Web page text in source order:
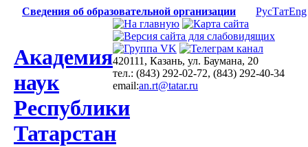
Сведения об образовательной организации РусТатEng
Академия
наук
Республики
Татарстан
420111, Казань, ул. Баумана, 20
тел.: (843) 292-02-72, (843) 292-40-34
email:an.rt@tatar.ru